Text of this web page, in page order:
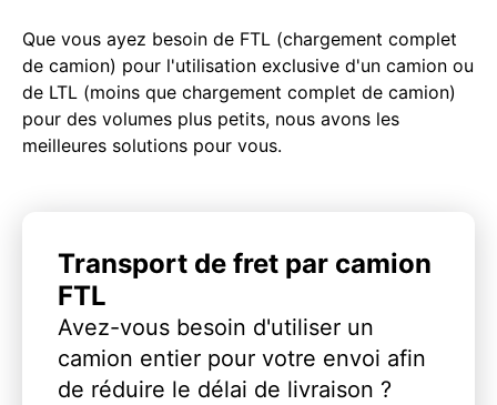
Que vous ayez besoin de FTL (chargement complet
de camion) pour l'utilisation exclusive d'un camion ou
de LTL (moins que chargement complet de camion)
pour des volumes plus petits, nous avons les
meilleures solutions pour vous.
Transport de fret par camion
FTL
Avez-vous besoin d'utiliser un
camion entier pour votre envoi afin
de réduire le délai de livraison ?